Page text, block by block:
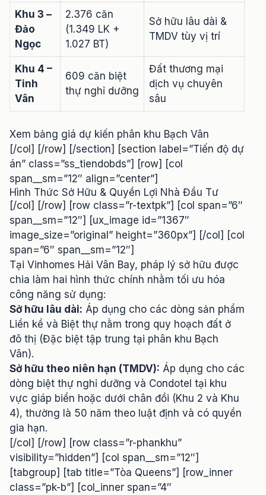
Khu 3 –
Đảo
Ngọc
2.376 căn
(1.349 LK +
1.027 BT)
Sở hữu lâu dài &
TMDV tùy vị trí
Khu 4 –
Tinh
Vân
609 căn biệt
thự nghỉ dưỡng
Đất thương mại
dịch vụ chuyên
sâu
Xem bảng giá dự kiến phân khu Bạch Vân
[/col] [/row] [/section] [section label=”Tiến độ dự
án” class=”ss_tiendobds”] [row] [col
span__sm=”12″ align=”center”]
Hình Thức Sở Hữu & Quyền Lợi Nhà Đầu Tư
[/col] [/row] [row class=”r-textpk”] [col span=”6″
span__sm=”12″] [ux_image id=”1367″
image_size=”original” height=”360px”] [/col] [col
span=”6″ span__sm=”12″]
Tại Vinhomes Hải Vân Bay, pháp lý sở hữu được
chia làm hai hình thức chính nhằm tối ưu hóa
công năng sử dụng:
Sở hữu lâu dài: Áp dụng cho các dòng sản phẩm
Liền kề và Biệt thự nằm trong quy hoạch đất ở
đô thị (Đặc biệt tập trung tại phân khu Bạch
Vân).
Sở hữu theo niên hạn (TMDV): Áp dụng cho các
dòng biệt thự nghỉ dưỡng và Condotel tại khu
vực giáp biển hoặc dưới chân đồi (Khu 2 và Khu
4), thường là 50 năm theo luật định và có quyền
gia hạn.
[/col] [/row] [row class=”r-phankhu”
visibility=”hidden”] [col span__sm=”12″]
[tabgroup] [tab title=”Tòa Queens”] [row_inner
class=”pk-b”] [col_inner span=”4″